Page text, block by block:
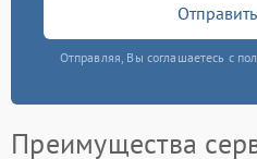
Отправляя, Вы соглашаетесь с
Преимущества